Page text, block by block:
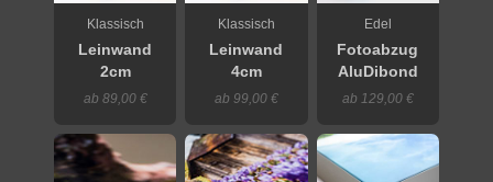
Klassisch
Leinwand
2cm
ab 89,00 €
Klassisch
Leinwand
4cm
ab 99,00 €
Edel
Fotoabzug
AluDibond
ab 129,00 €